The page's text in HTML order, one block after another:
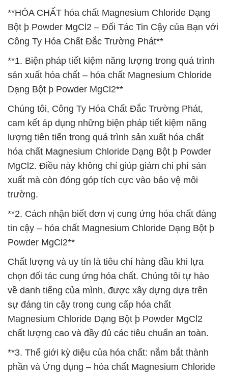
**HÓA CHẤT hóa chất Magnesium Chloride Dạng
Bột þ Powder MgCl2 – Đối Tác Tin Cậy của Bạn với
Công Ty Hóa Chất Đắc Trường Phát**
**1. Biện pháp tiết kiệm năng lượng trong quá trình
sản xuất hóa chất – hóa chất Magnesium Chloride
Dạng Bột þ Powder MgCl2**
Chúng tôi, Công Ty Hóa Chất Đắc Trường Phát,
cam kết áp dụng những biện pháp tiết kiệm năng
lượng tiên tiến trong quá trình sản xuất hóa chất
hóa chất Magnesium Chloride Dạng Bột þ Powder
MgCl2. Điều này không chỉ giúp giảm chi phí sản
xuất mà còn đóng góp tích cực vào bảo vệ môi
trường.
**2. Cách nhận biết đơn vị cung ứng hóa chất đáng
tin cậy – hóa chất Magnesium Chloride Dạng Bột þ
Powder MgCl2**
Chất lượng và uy tín là tiêu chí hàng đầu khi lựa
chọn đối tác cung ứng hóa chất. Chúng tôi tự hào
về danh tiếng của mình, được xây dựng dựa trên
sự đáng tin cậy trong cung cấp hóa chất
Magnesium Chloride Dạng Bột þ Powder MgCl2
chất lượng cao và đầy đủ các tiêu chuẩn an toàn.
**3. Thế giới kỳ diệu của hóa chất: nắm bắt thành
phần và Ứng dụng – hóa chất Magnesium Chloride